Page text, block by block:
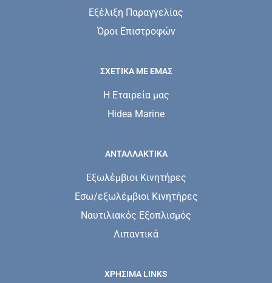
Εξέλιξη Παραγγελίας
Όροι Επιστροφών
ΣΧΕΤΙΚΆ ΜΕ ΕΜΆΣ
Η Εταιρεία μας
Hidea Marine
ΑΝΤΑΛΛΑΚΤΙΚΑ
Εξωλέμβιοι Κινητήρες
Εσω/εξωλέμβιοι Κινητήρες
Ναυτιλιακός Εξοπλισμός
Λιπαντικά
ΧΡΗΣΙΜΑ LINKS